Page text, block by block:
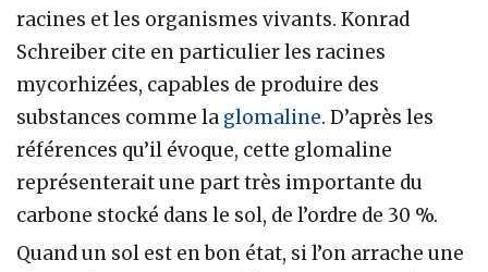
racines et les organismes vivants. Konrad
Schreiber cite en particulier les racines
mycorhizées, capables de produire des
substances comme la glomaline. D’après les
références qu’il évoque, cette glomaline
représenterait une part très importante du
carbone stocké dans le sol, de l’ordre de 30 %.
Quand un sol est en bon état, si l’on arrache une